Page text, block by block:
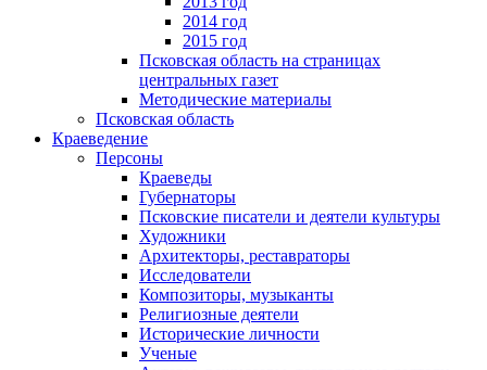
2014 год
2015 год
Псковская область на страницах
центральных газет
Методические материалы
Псковская область
Краеведение
Персоны
Краеведы
Губернаторы
Псковские писатели и деятели культуры
Художники
Архитекторы, реставраторы
Исследователи
Композиторы, музыканты
Религиозные деятели
Исторические личности
Ученые